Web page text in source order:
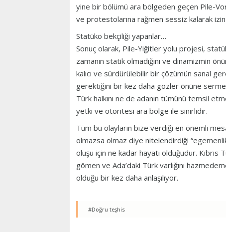
yine bir bölümü ara bölgeden geçen Pile-
ve protestolarına rağmen sessiz kalarak
Statüko bekçiliği yapanlar…
Sonuç olarak, Pile-Yiğitler yolu projesi,
zamanın statik olmadığını ve dinamizmin
kalıcı ve sürdürülebilir bir çözümün sanal
gerektiğini bir kez daha gözler önüne
Türk halkını ne de adanın tümünü temsil
yetki ve otoritesi ara bölge ile sınırlıdır.
Tüm bu olayların bize verdiği en önemli
olmazsa olmaz diye nitelendirdiği
oluşu için ne kadar hayati olduğudur.
gömen ve Ada’daki Türk varlığını
olduğu bir kez daha anlaşılıyor.
#Doğru teşhis